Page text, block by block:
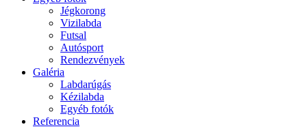
Jégkorong
Vizilabda
Futsal
Autósport
Rendezvények
Galéria
Labdarúgás
Kézilabda
Egyéb fotók
Referencia